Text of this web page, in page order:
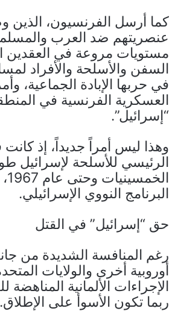
كما أرسل الفرنسيون، الذين
عنصريتهم ضد العرب
مستويات مروعة في العقدين
السفن والأسلحة والأفراد
في حربها الإبادة الجماعية،
العسكرية الفرنسية في
“إسرائيل”.
وهذا ليس أمراً جديداً، إذ كانت
الرئيسي للأسلحة لإسرائيل
البرنامج النووي الإسرائيلي.
حق “إسرائيل” في القتل
رغم المنافسة الشديدة من
أوروبية أخرى والولايات
الإجراءات الألمانية المناهضة
ربما تكون الأسوأ على الإطلاق.